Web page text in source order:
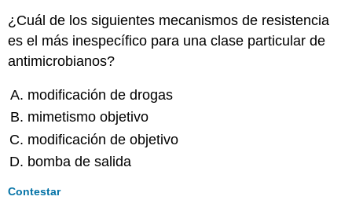
¿Cuál de los siguientes mecanismos de resistencia
es el más inespecífico para una clase particular de
antimicrobianos?
modificación de drogas
mimetismo objetivo
modificación de objetivo
bomba de salida
Contestar